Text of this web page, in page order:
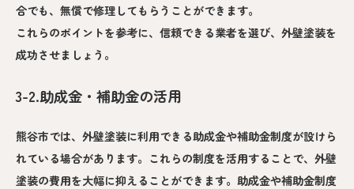
合でも、無償で修理してもらうことができます。
これらのポイントを参考に、信頼できる業者を選び、外壁塗装を
成功させましょう。
3-2.助成金・補助金の活用
熊谷市では、外壁塗装に利用できる助成金や補助金制度が設けら
れている場合があります。これらの制度を活用することで、外壁
塗装の費用を大幅に抑えることができます。助成金や補助金制度